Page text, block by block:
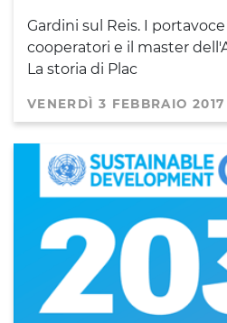
Gardini sul Reis. I
cooperatori e il master
La storia di Plac
VENERDÌ 3 FEBBRAIO 2017